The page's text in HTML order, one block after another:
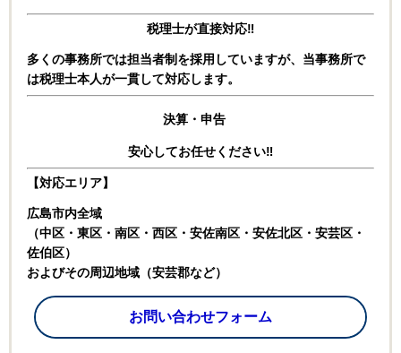
税理士が直接対応‼
多くの事務所では担当者制を採用していますが、 当事務所で
は税理士本人が一貫して対応します。
決算・申告
安心してお任せください‼
【対応エリア】
広島市内全域
（中区・東区・南区・西区・安佐南区・安佐北区・安芸区・
佐伯区）
およびその周辺地域（安芸郡など）
お問い合わせフォーム